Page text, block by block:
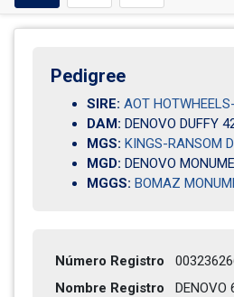
Pedigree
SIRE: AOT
DAM: DENOVO DUFFY
MGS: KINGS-RANSOM
MGD: DENOVO
MGGS: BOMAZ
Número Registro
Nombre Registro
DENOVO